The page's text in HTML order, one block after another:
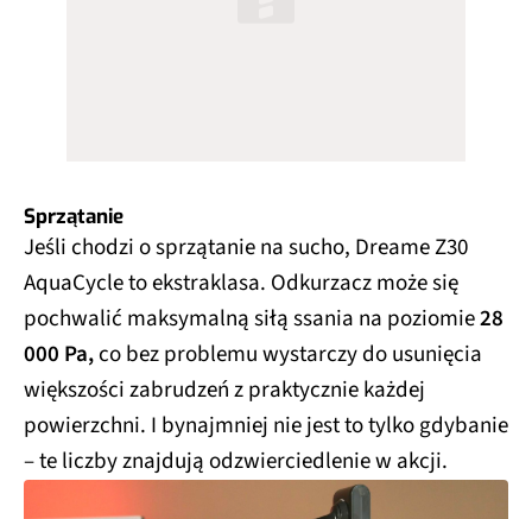
Sprzątanie
Jeśli chodzi o sprzątanie na sucho, Dreame Z30
AquaCycle to ekstraklasa. Odkurzacz może się
pochwalić maksymalną siłą ssania na poziomie28
000 Pa,co bez problemu wystarczy do usunięcia
większości zabrudzeń z praktycznie każdej
powierzchni. I bynajmniej nie jest to tylko gdybanie
– te liczby znajdują odzwierciedlenie w akcji.